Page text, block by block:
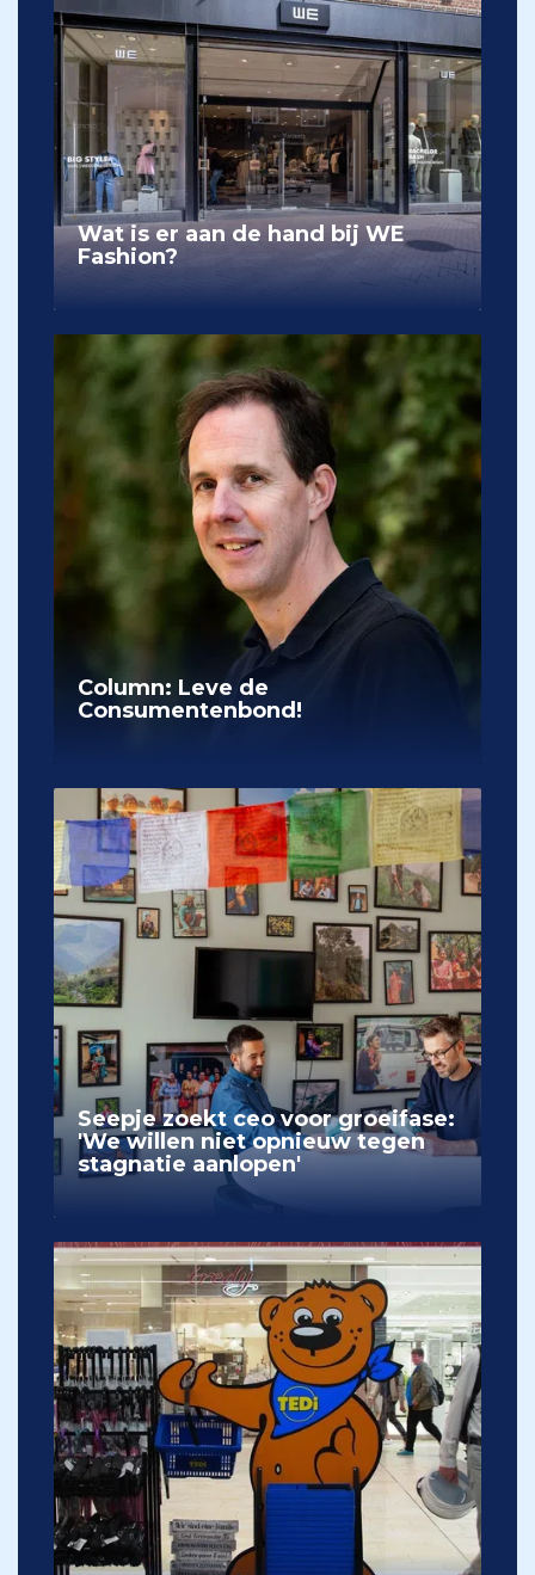
Wat is er aan de hand bij WE
Fashion?
Column: Leve de
Consumentenbond!
Seepje zoekt ceo voor groeifase:
'We willen niet opnieuw tegen
stagnatie aanlopen'